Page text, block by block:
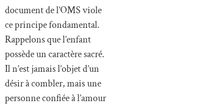
document de l’OMS viole
ce principe fondamental.
Rappelons que l’enfant
possède un caractère sacré.
Il n’est jamais l’objet d’un
désir à combler, mais une
personne confiée à l’amour